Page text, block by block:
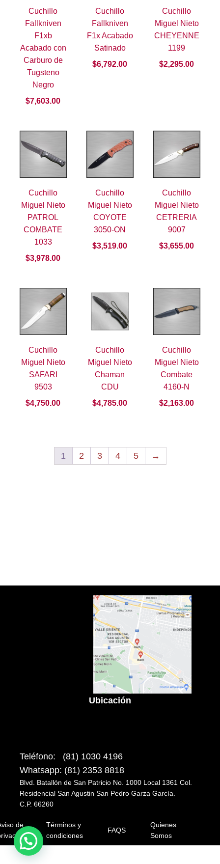
Cuchillo
Fallkniven
F1xb
Acabado con
Carburo de
Tugsteno
Negro
$7,603.00
Cuchillo
Fallkniven
F1x Acabado
Satinado
$6,792.00
Cuchillo
Miguel Nieto
CHEYENNE
1199
$2,295.00
Cuchillo
Miguel Nieto
PATROL
COMBATE
1033
$3,978.00
Cuchillo
Miguel Nieto
COYOTE
3050-ON
$3,519.00
Cuchillo
Miguel Nieto
CETRERIA
9007
$3,655.00
Cuchillo
Miguel Nieto
SAFARI
9503
$4,750.00
Cuchillo
Miguel Nieto
Chaman
CDU
$4,785.00
Cuchillo
Miguel Nieto
Combate
4160-N
$2,163.00
1 2 3 4 5 →
Ubicación
Teléfono: (81) 1030 4196
Whatsapp: (81) 2353 8818
Blvd. Batallón de San Patricio No. 1000 Local 1361 Col.
Residencial San Agustin San Pedro Garza García.
C.P. 66260
de
Términos y
condiciones
FAQS
Quienes
Somos